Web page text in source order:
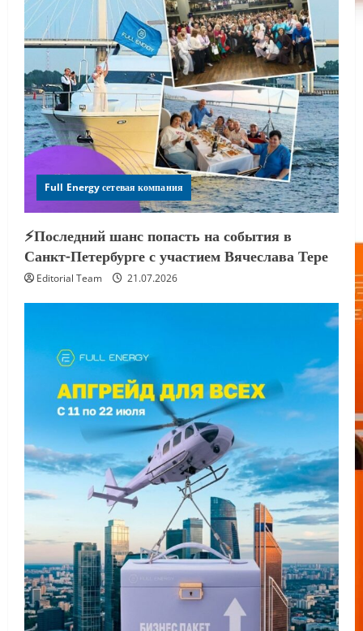
Full Energy сетевая компания
⚡️Последний шанс попасть на события в
Санкт-Петербурге с участием Вячеслава Тере
Editorial Team 21.07.2026